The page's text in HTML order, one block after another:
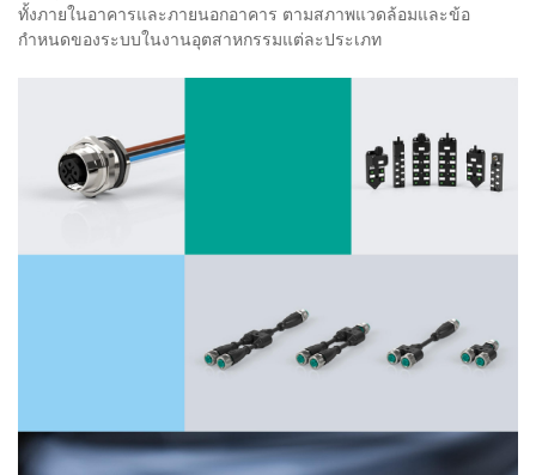
ทั้งภายในอาคารและภายนอกอาคาร ตามสภาพแวดล้อมและข้อ
กำหนดของระบบในงานอุตสาหกรรมแต่ละประเภท